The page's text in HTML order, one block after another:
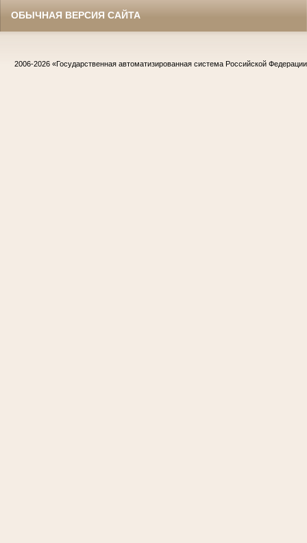
ОБЫЧНАЯ ВЕРСИЯ САЙТА
2006-2026 «Государственная автоматизированная система Российской